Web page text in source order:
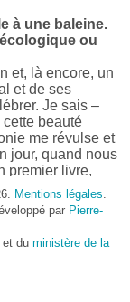
à une baleine.
ou
et, là encore, un
et de ses
Je sais –
beauté
me révulse et
jour, quand nous
premier livre,
bête. Outre
que cela peut
messages.
plutôt
lire !
Mentions légales
par Pierre-
et du ministère de la